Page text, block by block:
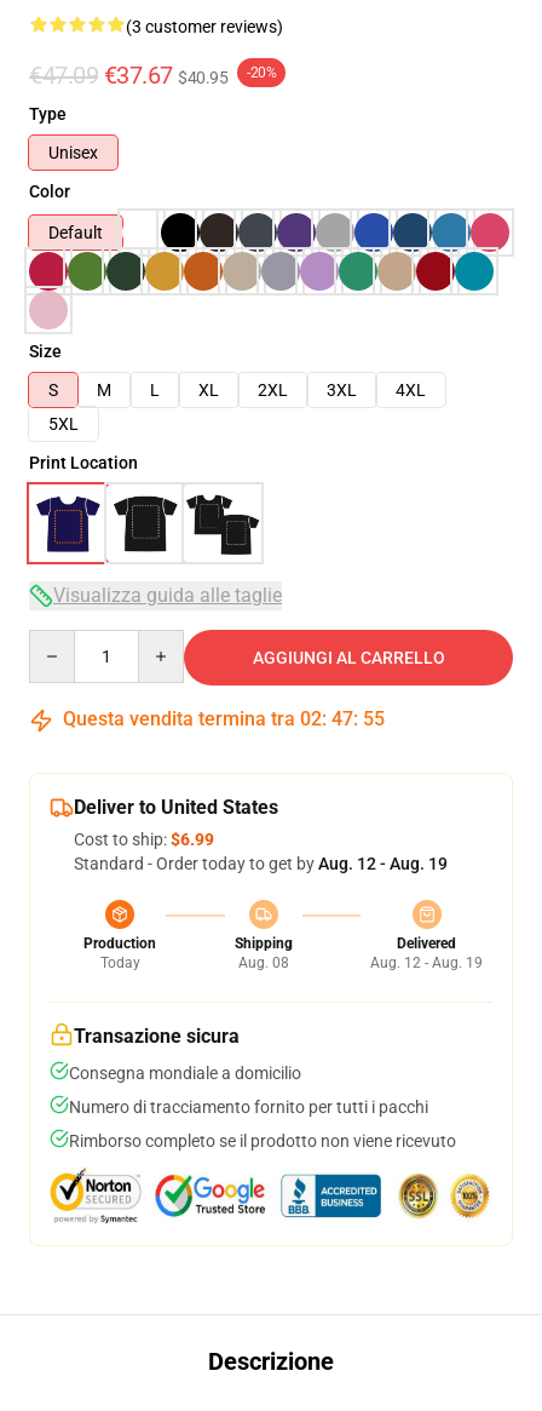
(3 customer reviews)
€47.09 €37.67 $40.95 -20%
Type
Unisex
Color
Default
Size
S
M L XL 2XL 3XL
4XL
5XL
Print Location
Visualizza guida alle taglie
AGGIUNGI AL CARRELLO
Questa vendita termina tra 02: 47: 54
Deliver to United States
Cost to ship:$6.99
Standard - Order today to get byAug. 12 - Aug. 19
Production
Today
Shipping
Aug. 08
Delivered
Aug. 12 - Aug. 19
Transazione sicura
Consegna mondiale a domicilio
Numero di tracciamento fornito per tutti i pacchi
Rimborso completo se il prodotto non viene ricevuto
Descrizione